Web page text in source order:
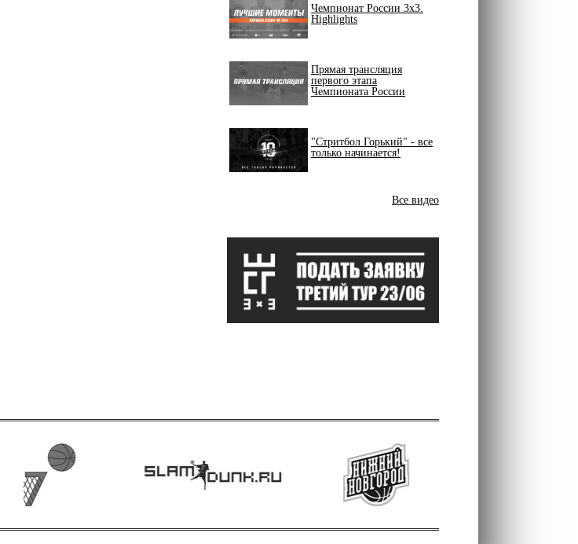
Чемпионат России 3х3.
Highlights
Прямая трансляция
первого этапа
Чемпионата России
"Стритбол Горький" - все
только начинается!
Все видео